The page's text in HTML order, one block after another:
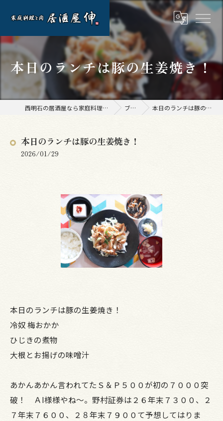
本日のランチは豚の生姜焼き！
西明石の居酒屋なら家庭料理と肉 居酒屋 伸 ブログ 本日のランチは豚の生姜焼き！
本日のランチは豚の生姜焼き！
2026/01/29
本日のランチは豚の生姜焼き！
冷奴 梅おかか
ひじきの煮物
大根とお揚げの味噌汁
あかんあかん言われてたＳ＆Ｐ５００が初の７０００突
破！ ＡI様様やね～。野村証券は２６年末７３００、２
７年末７６００、２８年末７９００て予想してはりま